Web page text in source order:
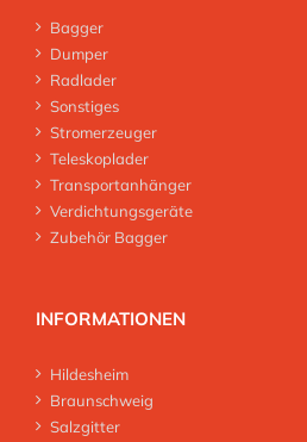
Bagger
Dumper
Radlader
Sonstiges
Stromerzeuger
Teleskoplader
Transportanhänger
Verdichtungsgeräte
Zubehör Bagger
INFORMATIONEN
Hildesheim
Braunschweig
Salzgitter